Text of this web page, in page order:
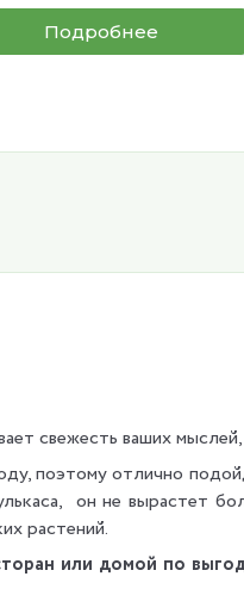
Подробнее
свежесть ваших
поэтому отлично
он не вырастет
растений.
или домой по